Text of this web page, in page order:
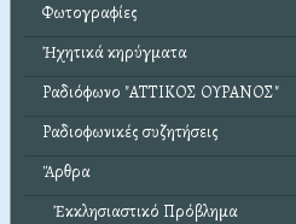
Φωτογραφίες
Ἠχητικά κηρύγματα
Ραδιόφωνο "ΑΤΤΙΚΟΣ ΟΥΡΑΝΟΣ"
Ραδιοφωνικές συζητήσεις
Ἄρθρα
Ἐκκλησιαστικό Πρόβλημα